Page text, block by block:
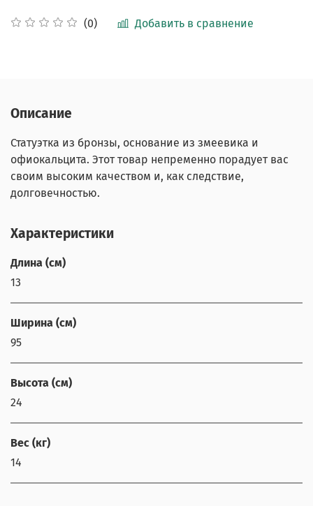
(0) Добавить в сравнение
Описание
Статуэтка из бронзы, основание из змеевика и
офиокальцита. Этот товар непременно порадует вас
своим высоким качеством и, как следствие,
долговечностью.
Характеристики
Длина (см)
13
Ширина (см)
95
Высота (см)
24
Вес (кг)
14